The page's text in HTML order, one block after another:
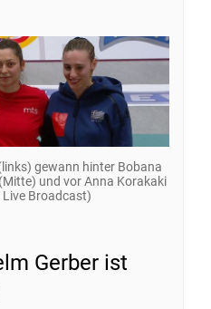
gewann hinter Bobana
und vor Anna Korakaki
Live Broadcast)
Gerber ist